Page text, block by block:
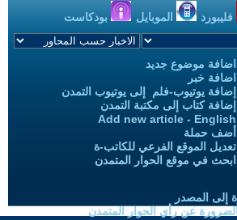
فليبورد الموبايل بودكاست
اضافة موضوع جديد
اضافة خبر
إضافة يوتيوب-فلم إلى يوتيوب التمدن
إضافة كتاب إلى مكتبة التمدن
Add new article - English
أضف حملة
تعديل الموقع الفرعي للكاتب-ة
ابحث في موقع الحوار المتمدن
إلى المصدر
عن رأي الحوار المتمدن